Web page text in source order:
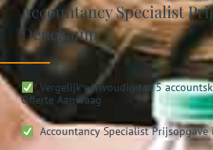
Accountancy Specialist
Denekamp
Vergelijk eenvoudig tot 5
Offerte Aanvraag
Accountancy SpecialistPrijsopgave